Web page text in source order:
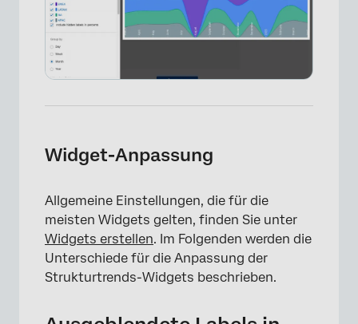
Widget-Anpassung
Allgemeine Einstellungen, die für die
meisten Widgets gelten, finden Sie unter
Widgets erstellen. Im Folgenden werden die
Unterschiede für die Anpassung der
Strukturtrends-Widgets beschrieben.